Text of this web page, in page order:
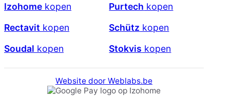
Izohome kopen Purtech kopen
Rectavit kopen Schütz kopen
Soudal kopen Stokvis kopen
Website door Weblabs.be